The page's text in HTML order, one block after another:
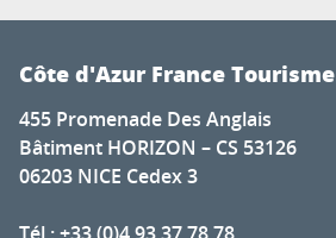
Côte d'Azur France Tourisme
455 Promenade Des Anglais
Bâtiment HORIZON – CS 53126
06203 NICE Cedex 3